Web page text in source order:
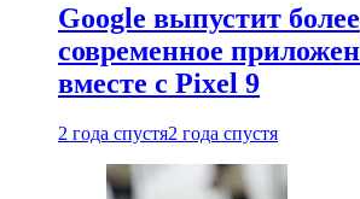
Google выпустит более
современное
вместе с Pixel 9
2 года спустя2 года спустя